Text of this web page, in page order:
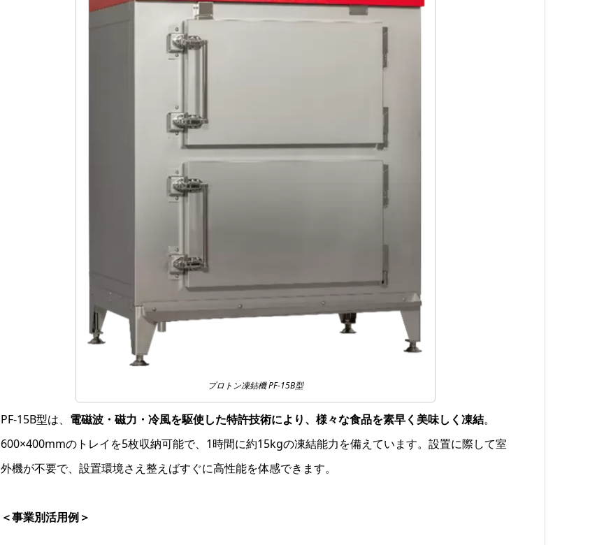
プロトン凍結機 PF-15B型
PF-15B型は、 電磁波・磁力・冷風を駆使した特許技術により、様々な食品を素早く美味しく凍結。
600×400mmのトレイを5枚収納可能で、1時間に約15kgの凍結能力を備えています。設置に際して室
外機が不要で、設置環境さえ整えばすぐに高性能を体感できます。
＜事業別活用例＞